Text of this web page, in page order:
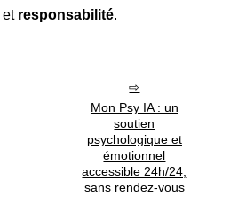
et responsabilité.
Mon Psy IA : un
soutien
psychologique et
émotionnel
accessible 24h/24,
sans rendez-vous